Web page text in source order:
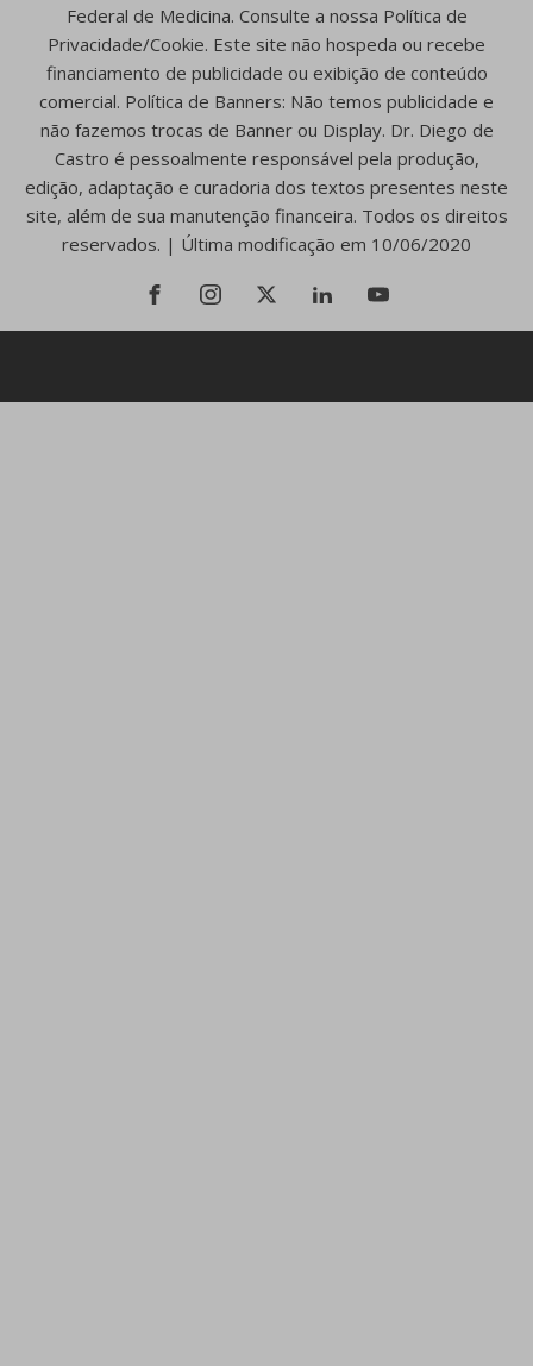
Federal de Medicina. Consulte a nossa Política de
Privacidade/Cookie. Este site não hospeda ou recebe
financiamento de publicidade ou exibição de conteúdo
comercial. Política de Banners: Não temos publicidade e
não fazemos trocas de Banner ou Display. Dr. Diego de
Castro é pessoalmente responsável pela produção,
edição, adaptação e curadoria dos textos presentes neste
site, além de sua manutenção financeira. Todos os direitos
reservados. | Última modificação em 10/06/2020